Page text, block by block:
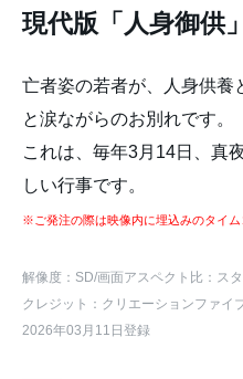
現代版「人身御供」
亡者姿の若者が、人身供養
と涙ながらのお別れです。
これは、毎年3月14日、真
しい行事です。
※ご発注の際は映像内に埋込みのタイム
解像度：SD/画面アスペクト比：ス
クレジット：クリエーションファイ
2026年03月11日登録